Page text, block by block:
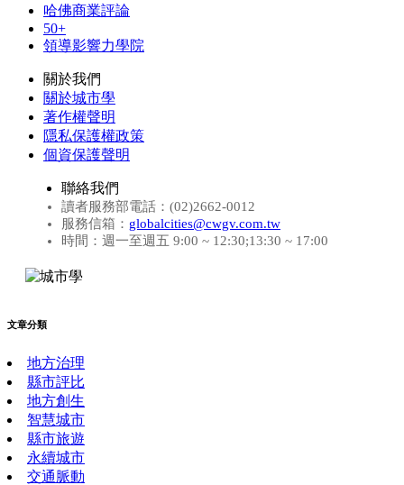
哈佛商業評論
50+
領導影響力學院
關於我們
關於城市學
著作權聲明
隱私保護權政策
個資保護聲明
聯絡我們
讀者服務部電話：(02)2662-0012
服務信箱： globalcities@cwgv.com.tw
時間：週一至週五 9:00 ~ 12:30;13:30 ~ 17:00
文章分類
地方治理
縣市評比
地方創生
智慧城市
縣市旅遊
永續城市
交通脈動